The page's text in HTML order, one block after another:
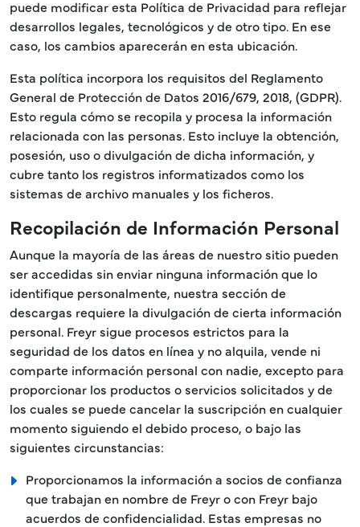
puede modificar esta Política de Privacidad para reflejar
desarrollos legales, tecnológicos y de otro tipo. En ese
caso, los cambios aparecerán en esta ubicación.
Esta política incorpora los requisitos del Reglamento
General de Protección de Datos 2016/679, 2018, (GDPR).
Esto regula cómo se recopila y procesa la información
relacionada con las personas. Esto incluye la obtención,
posesión, uso o divulgación de dicha información, y
cubre tanto los registros informatizados como los
sistemas de archivo manuales y los ficheros.
Recopilación de Información Personal
Aunque la mayoría de las áreas de nuestro sitio pueden
ser accedidas sin enviar ninguna información que lo
identifique personalmente, nuestra sección de
descargas requiere la divulgación de cierta información
personal. Freyr sigue procesos estrictos para la
seguridad de los datos en línea y no alquila, vende ni
comparte información personal con nadie, excepto para
proporcionar los productos o servicios solicitados y de
los cuales se puede cancelar la suscripción en cualquier
momento siguiendo el debido proceso, o bajo las
siguientes circunstancias:
Proporcionamos la información a socios de confianza
que trabajan en nombre de Freyr o con Freyr bajo
acuerdos de confidencialidad. Estas empresas no